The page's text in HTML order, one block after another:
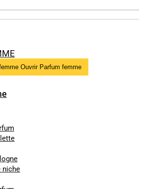
Ouvrir Parfum femme
niche